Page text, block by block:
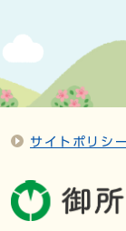
サイトポリシー